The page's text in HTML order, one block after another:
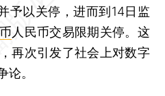
予以关停，进而到14日监
人民币交易限期关停。这
再次引发了社会上对数字
论。